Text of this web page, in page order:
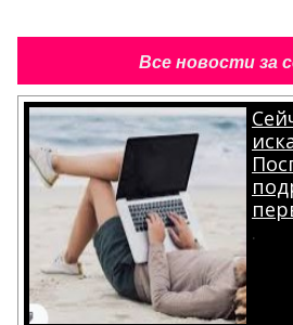
Все новости за
.